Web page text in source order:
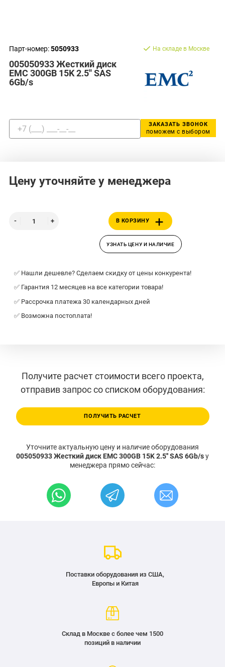
Парт-номер:5050933
005050933 Жесткий диск
EMC 300GB 15K 2.5'' SAS
6Gb/s
На складе в Москве
ЗАКАЗАТЬ ЗВОНОК
поможем с выбором
Цену уточняйте у менеджера
В КОРЗИНУ
УЗНАТЬ ЦЕНУ И НАЛИЧИЕ
✅ Нашли дешевле? Сделаем скидку от цены конкурента!
✅ Гарантия 12 месяцев на все категории товара!
✅ Рассрочка платежа 30 календарных дней
✅ Возможна постоплата!
Получите расчет стоимости всего проекта,
отправив запрос со списком оборудования:
ПОЛУЧИТЬ РАСЧЕТ
Уточните актуальную цену и наличие оборудования
005050933 Жесткий диск EMC 300GB 15K 2.5'' SAS 6Gb/sу
менеджера прямо сейчас:
Поставки оборудования из США,
Европы и Китая
Склад в Москве с более чем 1500
позиций в наличии